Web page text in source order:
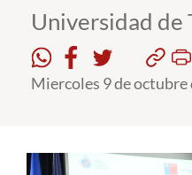
Estudiantes
Alumni
Universidad de
Miercoles 9 de octubre